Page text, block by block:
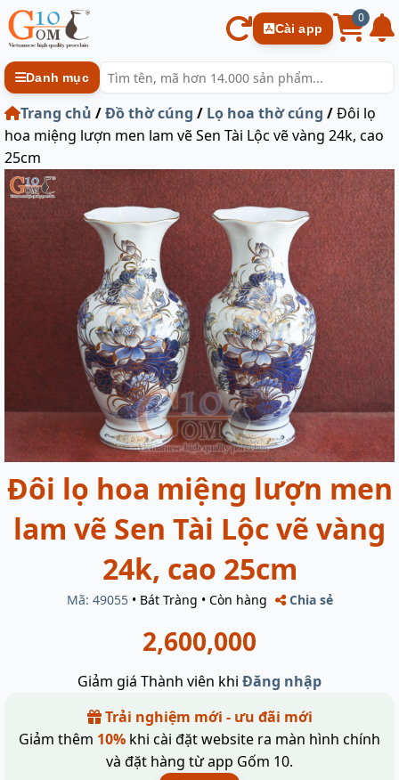
Cài app
0
Danh mục
Trang chủ /Đồ thờ cúng / Lọ hoa thờ cúng /Đôi lọ
hoa miệng lượn men lam vẽ Sen Tài Lộc vẽ vàng 24k, cao
25cm
Đôi lọ hoa miệng lượn men
lam vẽ Sen Tài Lộc vẽ vàng
24k, cao 25cm
Mã: 49055 • Bát Tràng • Còn hàng Chia sẻ
2,600,000
Giảm giá Thành viên khi Đăng nhập
Trải nghiệm mới - ưu đãi mới
Giảm thêm 10% khi cài đặt website ra màn hình chính
và đặt hàng từ app Gốm 10.